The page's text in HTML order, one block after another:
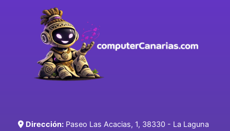
Dirección: Paseo Las Acacias, 1, 38330 - La Laguna